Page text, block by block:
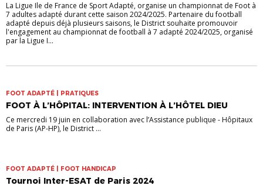
La Ligue Ile de France de Sport Adapté, organise un championnat de Foot à
7 adultes adapté durant cette saison 2024/2025. Partenaire du football
adapté depuis déjà plusieurs saisons, le District souhaite promouvoir
l'engagement au championnat de football à 7 adapté 2024/2025, organisé
par la Ligue I...
FOOT ADAPTÉ | PRATIQUES
FOOT À L’HÔPITAL: INTERVENTION À L’HÔTEL DIEU
Ce mercredi 19 juin en collaboration avec l’Assistance publique - Hôpitaux
de Paris (AP-HP), le District ...
FOOT ADAPTÉ | FOOT HANDICAP
Tournoi Inter-ESAT de Paris 2024